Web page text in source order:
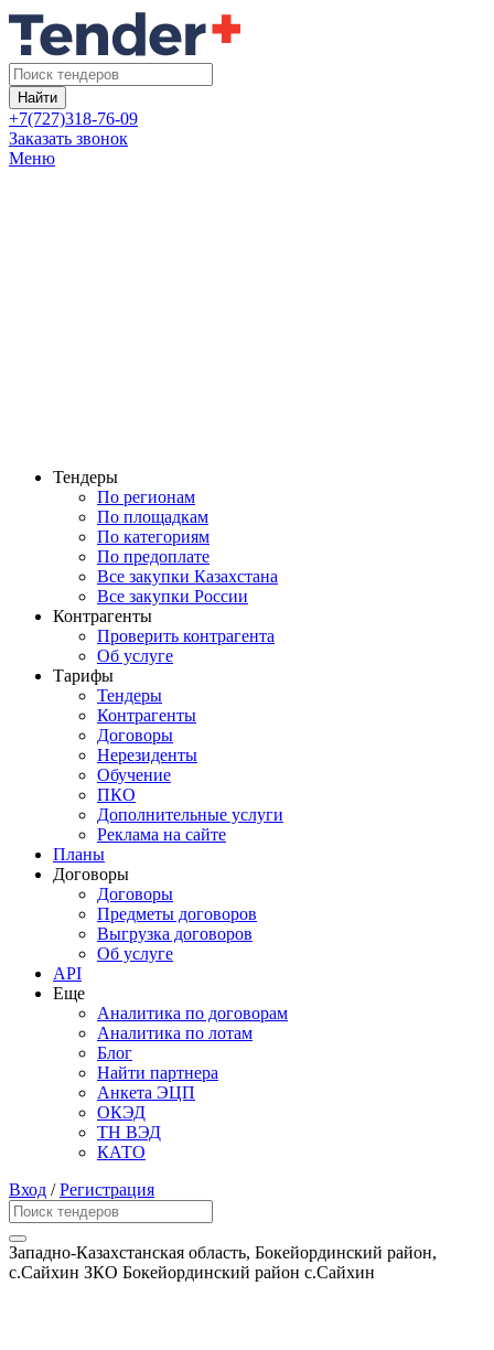
Найти
+7(727)318-76-09
Заказать звонок
Меню
Тендеры
По регионам
По площадкам
По категориям
По предоплате
Все закупки Казахстана
Все закупки России
Контрагенты
Проверить контрагента
Об услуге
Тарифы
Тендеры
Контрагенты
Договоры
Нерезиденты
Обучение
ПКО
Дополнительные услуги
Реклама на сайте
Планы
Договоры
Договоры
Предметы договоров
Выгрузка договоров
Об услуге
API
Еще
Аналитика по договорам
Аналитика по лотам
Блог
Найти партнера
Анкета ЭЦП
ОКЭД
ТН ВЭД
КАТО
Вход /Регистрация
Западно-Казахстанская область, Бокейординский район,
с.Сайхин ЗКО Бокейординский район с.Сайхин